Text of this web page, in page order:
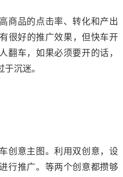
商品的点击率、转化和产出
很好的推广效果，但快车开
翻车，如果必须要开的话，
沉迷。
创意主图。利用双创意，设
行推广。等两个创意都攒够